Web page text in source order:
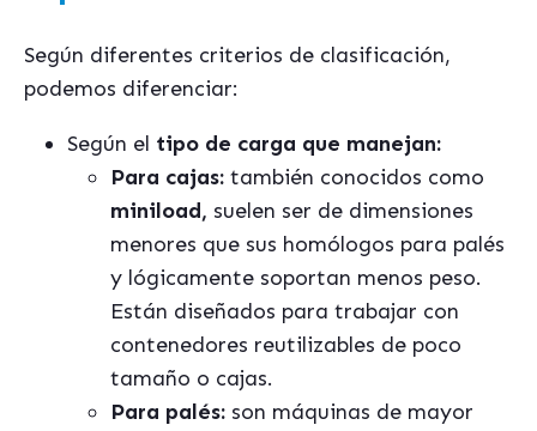
Según diferentes criterios de clasificación,
podemos diferenciar:
Según el tipo de carga que manejan:
Para cajas: también conocidos como
miniload, suelen ser de dimensiones
menores que sus homólogos para palés
y lógicamente soportan menos peso.
Están diseñados para trabajar con
contenedores reutilizables de poco
tamaño o cajas.
Para palés: son máquinas de mayor